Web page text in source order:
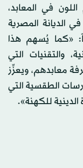
في المعابد،
الديانة المصرية
«كما يُسهم هذا
والتقنيات التي
معابدهم، ويعزِّز
الطقسية التي
للكهنة».